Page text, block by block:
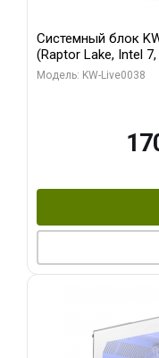
Системный блок
(Raptor Lake, Intel
модуля)/ Gigabyte
Модель: KW-Live0038